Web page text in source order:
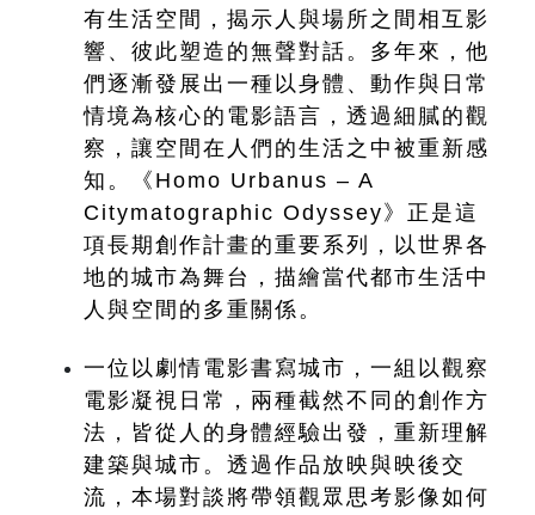
有生活空間，揭示人與場所之間相互影
響、彼此塑造的無聲對話。多年來，他
們逐漸發展出一種以身體、動作與日常
情境為核心的電影語言，透過細膩的觀
察，讓空間在人們的生活之中被重新感
知。《Homo Urbanus – A
Citymatographic Odyssey》正是這
項長期創作計畫的重要系列，以世界各
地的城市為舞台，描繪當代都市生活中
人與空間的多重關係。
一位以劇情電影書寫城市，一組以觀察
電影凝視日常，兩種截然不同的創作方
法，皆從人的身體經驗出發，重新理解
建築與城市。透過作品放映與映後交
流，本場對談將帶領觀眾思考影像如何